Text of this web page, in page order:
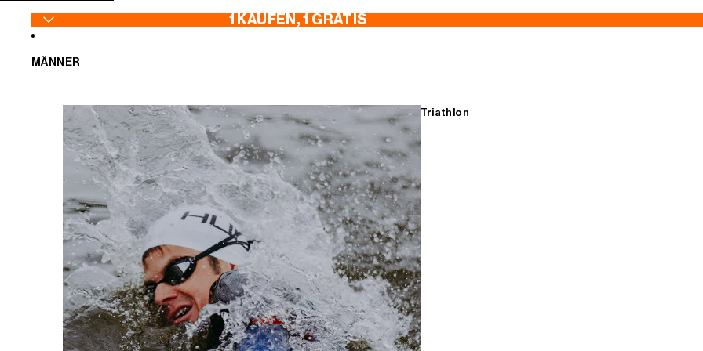
1 KAUFEN, 1 GRATIS
MÄNNER
Triathlon